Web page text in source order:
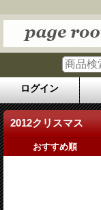
ログイン
2012クリスマス
おすすめ順